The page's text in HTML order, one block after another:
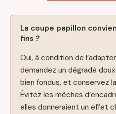
La coupe papillon
fins ?
Oui, à condition de
demandez un dégradé
bien fondus, et conservez
Évitez les mèches
elles donneraient un effet